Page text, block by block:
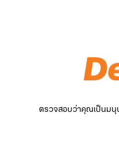
ตรวจสอบว่าคุณเป็นมนุ